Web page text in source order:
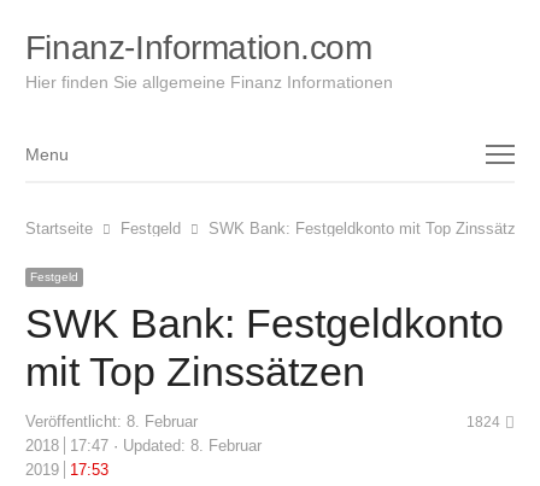
Finanz-Information.com
Hier finden Sie allgemeine Finanz Informationen
Menu
Menu
Startseite Festgeld SWK Bank: Festgeldkonto mit Top Zinssätzen
Festgeld
SWK Bank: Festgeldkonto
mit Top Zinssätzen
Veröffentlicht: 8. Februar
2018
17:47
Updated: 8. Februar
2019
17:53
1824